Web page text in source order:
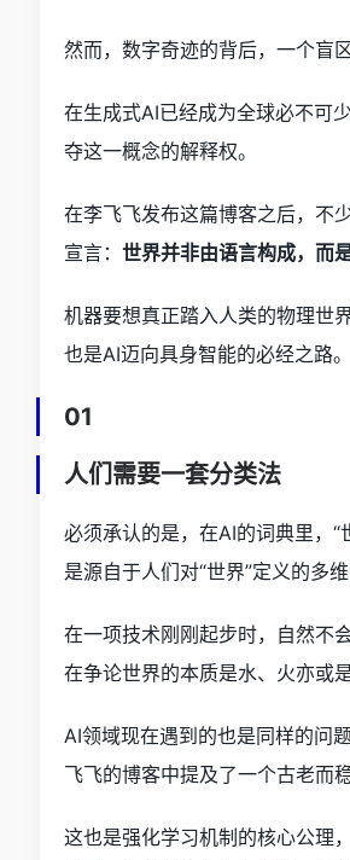
然而，数字奇迹的背后，一个盲
在生成式AI已经成为全球必不可
夺这一概念的解释权。
在李飞飞发布这篇博客之后，不
宣言： 世界并非由语言构成，而
机器要想真正踏入人类的物理世
也是AI迈向具身智能的必经之路。
01
人们需要一套分类法
必须承认的是，在AI的词典里，
是源自于人们对“世界”定义的多维
在一项技术刚刚起步时，自然不
在争论世界的本质是水、火亦或
AI领域现在遇到的也是同样的问题
飞飞的博客中提及了一个古老而
这也是强化学习机制的核心公理